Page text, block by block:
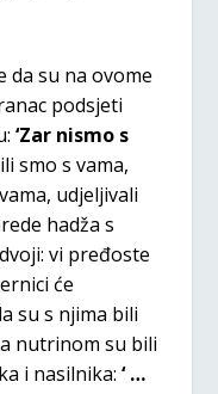
da su na ovome
podsjeti
‘Zar nismo s
smo s vama,
udjeljivali
hadža s
vi pređoste
će
su s njima bili
nutrinom su bili
i nasilnika:‘ …